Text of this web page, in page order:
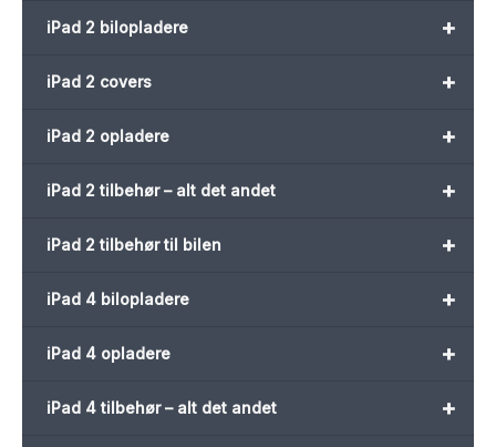
+
iPad 2 bilopladere
+
iPad 2 covers
+
iPad 2 opladere
+
iPad 2 tilbehør – alt det andet
+
iPad 2 tilbehør til bilen
+
iPad 4 bilopladere
+
iPad 4 opladere
+
iPad 4 tilbehør – alt det andet